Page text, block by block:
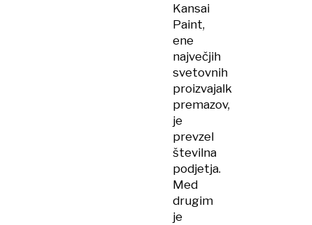
Kansai
Paint,
ene
največjih
svetovnih
proizvajalk
premazov,
je
prevzel
številna
podjetja.
Med
drugim
je